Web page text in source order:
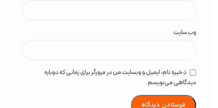
وب‌ سایت
ذخیره نام، ایمیل و وبسایت من در مرورگر برای زمانی که دوباره
دیدگاهی می‌نویسم.